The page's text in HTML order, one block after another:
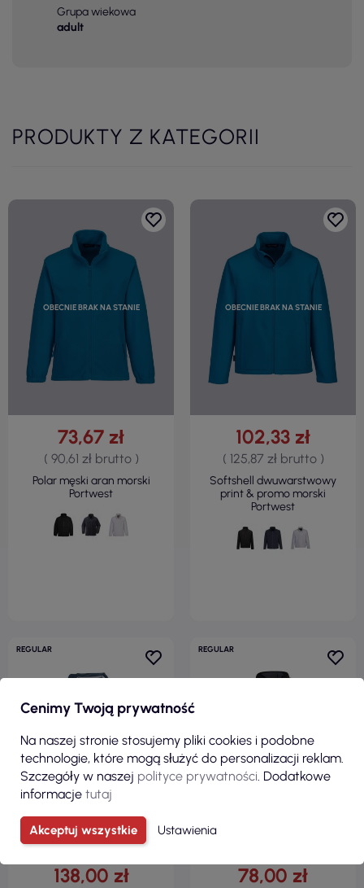
Grupa wiekowa
adult
PRODUKTY Z KATEGORII
OBECNIE BRAK NA STANIE
73,67 zł
( 90,61 zł brutto )
Polar męski aran morski
Portwest
OBECNIE BRAK NA STANIE
102,33 zł
( 125,87 zł brutto )
Softshell dwuwarstwowy
print & promo morski
Portwest
REGULAR
138,00 zł
REGULAR
78,00 zł
Cenimy Twoją prywatność
Na naszej stronie stosujemy pliki cookies i podobne
technologie, które mogą służyć do personalizacji reklam.
Szczegóły w naszej polityce prywatności. Dodatkowe
informacje tutaj
Akceptuj wszystkie Ustawienia